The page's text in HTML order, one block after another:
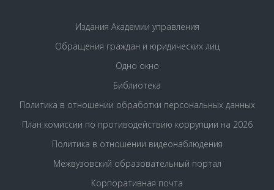
Издания Академии управления
Обращения граждан и юридических лиц
Одно окно
Библиотека
Политика в отношении обработки персональных данных
План комиссии по противодействию коррупции на 2026
Политика в отношении видеонаблюдения
Межвузовский образовательный портал
Корпоративная почта